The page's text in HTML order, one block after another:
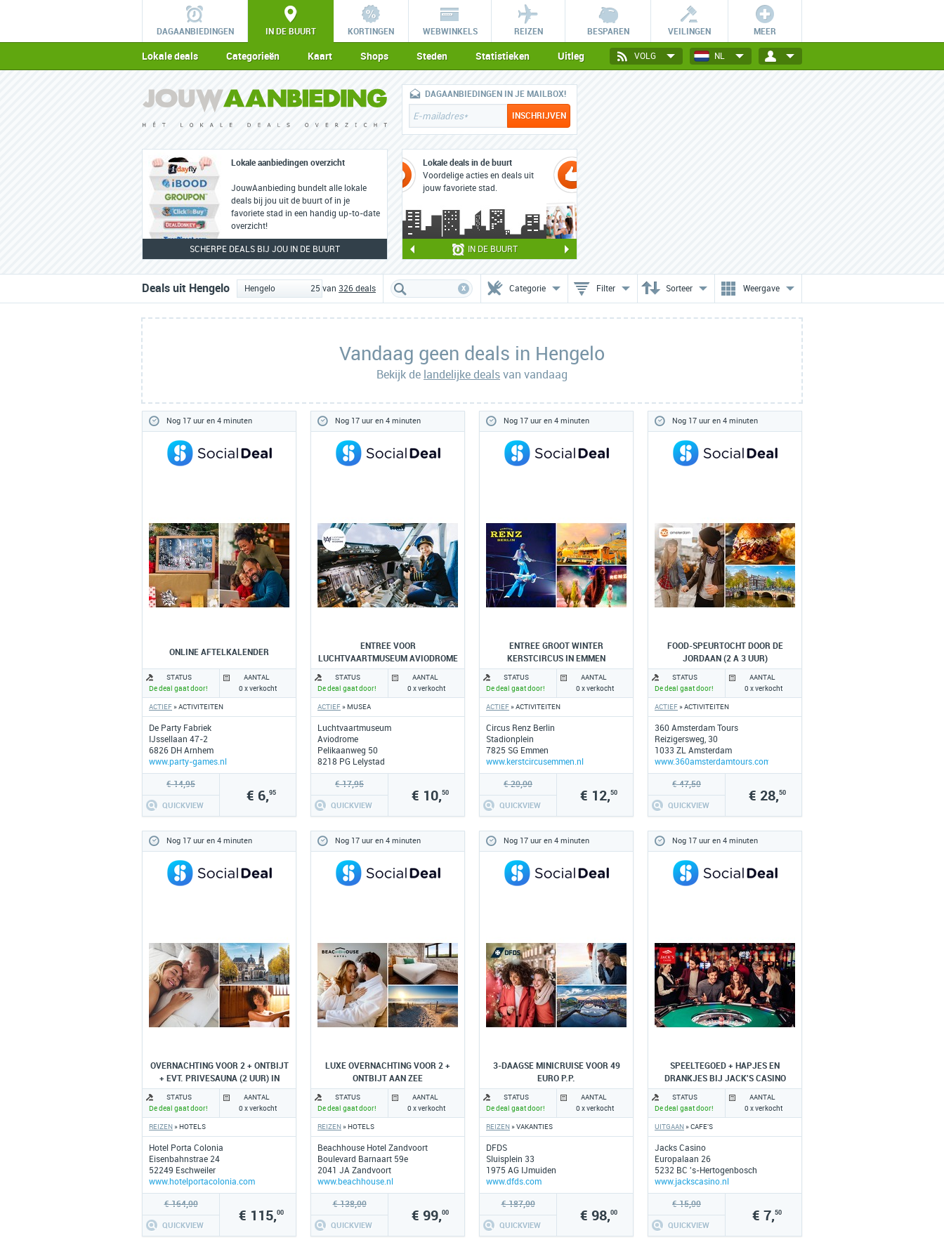
DAGAANBIEDINGEN IN DE BUURT KORTINGEN WEBWINKELS REIZEN BESPAREN VEILINGEN MEER
Lokale deals Categorieën Kaart Shops Steden Statistieken Uitleg NL
VOLG
Lokale aanbiedingen overzicht
JouwAanbieding bundelt alle lokale
deals bij jou uit de buurt of in je
favoriete stad in een handig up-to-date
overzicht!
SCHERPE DEALS BIJ JOU IN DE BUURT
DAGAANBIEDINGEN IN JE MAILBOX!
Unieke aanbiedingen
Diners, workshops, uitstapjes,
arrangementen en meer!
IN DE BUURT
Deals uit Hengelo Hengelo 25 van 326 deals x Categorie Filter Sorteer Weergave
Vandaag geen deals in Hengelo
Bekijk de landelijke deals van vandaag
Nog 17 uur en 4 minuten
ONLINE AFTELKALENDER
De Party Fabriek
IJssellaan 47-2
6826 DH Arnhem
www.party-games.nl
ACTIEF» ACTIVITEITEN
STATUS
De deal gaat door!
AANTAL
0 x verkocht
€ 14,95
QUICKVIEW
€ 6,95
Nog 17 uur en 4 minuten
ENTREE VOOR
LUCHTVAARTMUSEUM AVIODROME
Luchtvaartmuseum
Aviodrome
Pelikaanweg 50
8218 PG Lelystad
www.aviodrome.nl
ACTIEF» MUSEA
STATUS
De deal gaat door!
AANTAL
0 x verkocht
€ 17,95
QUICKVIEW
€ 10,50
Nog 17 uur en 4 minuten
ENTREE GROOT WINTER
KERSTCIRCUS IN EMMEN
Circus Renz Berlin
Stadionplein
7825 SG Emmen
www.kerstcircusemmen.nl
ACTIEF» ACTIVITEITEN
STATUS
De deal gaat door!
AANTAL
0 x verkocht
€ 20,00
QUICKVIEW
€ 12,50
Nog 17 uur en 4 minuten
FOOD-SPEURTOCHT DOOR DE
JORDAAN (2 A 3 UUR)
360 Amsterdam Tours
Reizigersweg, 30
1033 ZL Amsterdam
www.360amsterdamtours.com
ACTIEF» ACTIVITEITEN
STATUS
De deal gaat door!
AANTAL
0 x verkocht
€ 47,50
QUICKVIEW
€ 28,50
Nog 17 uur en 4 minuten
OVERNACHTING VOOR 2 + ONTBIJT
+ EVT. PRIVESAUNA (2 UUR) IN
ESCHWEILER
Hotel Porta Colonia
Eisenbahnstrae 24
52249 Eschweiler
www.hotelportacolonia.com
REIZEN» HOTELS
STATUS
De deal gaat door!
AANTAL
0 x verkocht
€ 164,00
QUICKVIEW
€ 115,00
Nog 17 uur en 4 minuten
LUXE OVERNACHTING VOOR 2 +
ONTBIJT AAN ZEE
Beachhouse Hotel Zandvoort
Boulevard Barnaart 59e
2041 JA Zandvoort
www.beachhouse.nl
REIZEN» HOTELS
STATUS
De deal gaat door!
AANTAL
0 x verkocht
€ 138,00
QUICKVIEW
€ 99,00
Nog 17 uur en 4 minuten
3-DAAGSE MINICRUISE VOOR 49
EURO P.P.
DFDS
Sluisplein 33
1975 AG IJmuiden
www.dfds.com
REIZEN» VAKANTIES
STATUS
De deal gaat door!
AANTAL
0 x verkocht
€ 187,00
QUICKVIEW
€ 98,00
Nog 17 uur en 4 minuten
SPEELTEGOED + HAPJES EN
DRANKJES BIJ JACK'S CASINO
Jacks Casino
Europalaan 26
5232 BC 's-Hertogenbosch
www.jackscasino.nl
UITGAAN» CAFE'S
STATUS
De deal gaat door!
AANTAL
0 x verkocht
€ 15,00
QUICKVIEW
€ 7,50